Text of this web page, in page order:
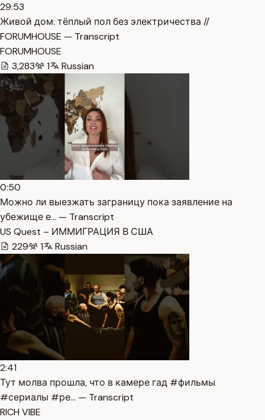
29:53
Живой дом: тёплый пол без электричества //
FORUMHOUSE — Transcript
FORUMHOUSE
3,283
1 Russian
0:50
Можно ли выезжать заграницу пока заявление на
убежище е… — Transcript
US Quest – ИММИГРАЦИЯ В США
229
1 Russian
2:41
Тут молва прошла, что в камере гад #фильмы
#сериалы #ре… — Transcript
RICH VIBE